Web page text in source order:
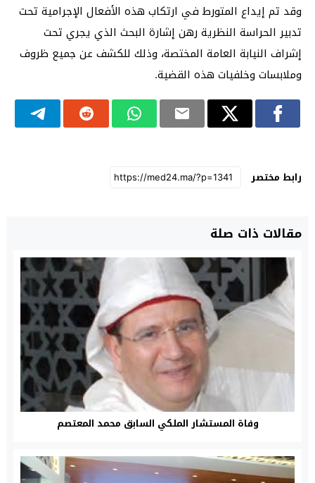
وقد تم إيداع المتورط في ارتكاب هذه الأفعال الإجرامية تحت
تدبير الحراسة النظرية رهن إشارة البحث الذي يجري تحت
إشراف النيابة العامة المختصة، وذلك للكشف عن جميع ظروف
وملابسات وخلفيات هذه القضية.
رابط مختصر
مقالات ذات صلة
وفاة المستشار الملكي السابق محمد المعتصم